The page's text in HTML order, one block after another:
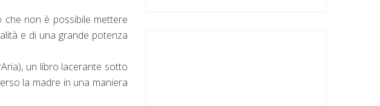
non è possibile mettere
e di una grande potenza
un libro lacerante sotto
la madre in una maniera